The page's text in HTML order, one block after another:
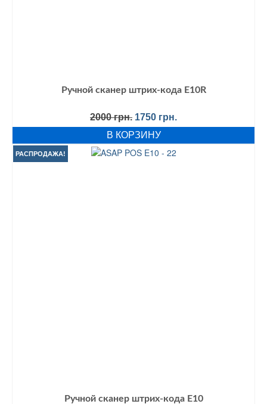
Ручной сканер штрих-кода E10R
2000грн. Первоначальная
цена
составляла
2000 грн..
1750 грн.Текущая
цена:
В КОРЗИНУ
РАСПРОДАЖА!
Ручной сканер штрих-кода E10